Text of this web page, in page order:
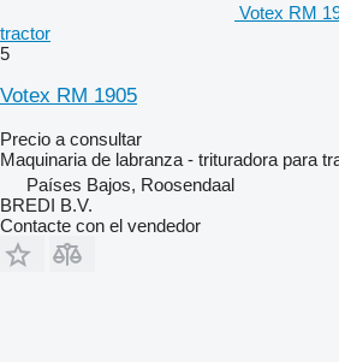
Votex RM
tractor
5
Votex RM 1905
Precio a consultar
Maquinaria de labranza - trituradora para
Países Bajos, Roosendaal
BREDI B.V.
Contacte con el vendedor